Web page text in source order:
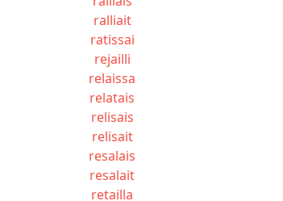
ralliait
ratissai
rejailli
relaissa
relatais
relisais
relisait
resalais
resalait
retailla